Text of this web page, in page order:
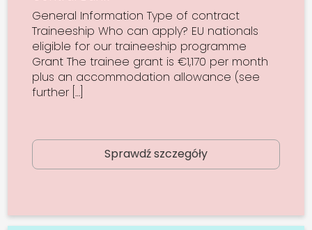
General Information Type of contract
Traineeship Who can apply? EU nationals
eligible for our traineeship programme
Grant The trainee grant is €1,170 per month
plus an accommodation allowance (see
further […]
Sprawdź szczegóły